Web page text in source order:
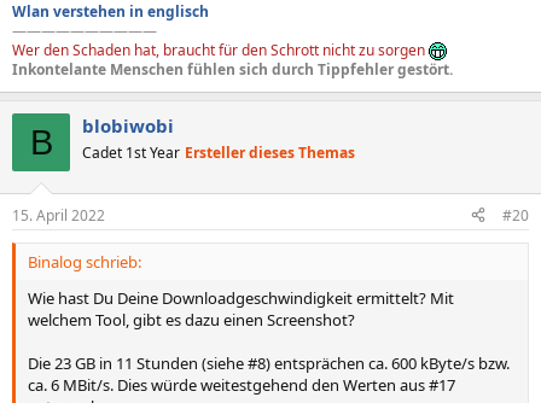
Wlan verstehen in englisch
——————————
Wer den Schaden hat, braucht für den Schrott nicht zu sorgen
Inkontelante Menschen fühlen sich durch Tippfehler gestört.
B blobiwobi
Cadet 1st Year Ersteller dieses Themas
15. April 2022 #20
Binalog schrieb:
Wie hast Du Deine Downloadgeschwindigkeit ermittelt? Mit
welchem Tool, gibt es dazu einen Screenshot?
Die 23 GB in 11 Stunden (siehe #8) entsprächen ca. 600 kByte/s bzw.
ca. 6 MBit/s. Dies würde weitestgehend den Werten aus #17